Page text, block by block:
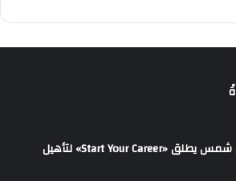
اتحاد طلاب تجارة عين شمس يطلق «Start Your Career» لتأهيل